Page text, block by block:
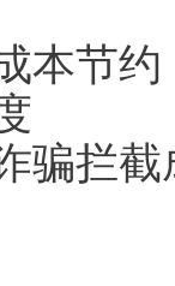
本节
骗拦